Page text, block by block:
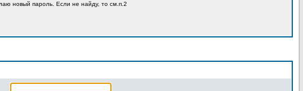
новый пароль. Если не найду, то см.п.2